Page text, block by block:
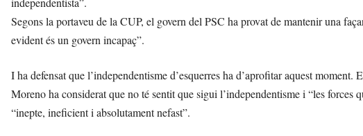
Segons la portaveu de la CUP, el govern del PSC ha provat de mantenir una
evident és un govern incapaç”.
I ha defensat que l’independentisme d’esquerres ha d’aprofitar aquest
Moreno ha considerat que no té sentit que sigui l’independentisme i “les forces
“inepte, ineficient i absolutament nefast”.